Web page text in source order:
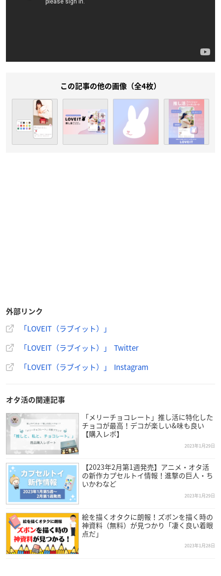
この記事の他の画像（全4枚）
外部リンク
「LOVEIT（ラブイット）」
「LOVEIT（ラブイット）」 Twitter
「LOVEIT（ラブイット）」 Instagram
オタ活の関連記事
「メリーチョコレート」推し活に特化した
チョコが最高！デコが楽しい&味も良い
【購入レポ】
2023年1月29日
【2023年2月第1週発売】アニメ・オタ活
の新作カプセルトイ情報！進撃の巨人・ち
いかわなど
2023年1月29日
絵を描くオタクに朗報！ズボンを描く時の
神資料（無料）が見つかり「凄く良い着眼
点だ」
2023年1月28日